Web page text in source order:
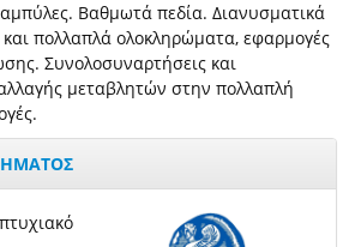
Βαθμωτά πεδία. Διανυσματικά
και πολλαπλά ολοκληρώματα, εφαρμογές
Συνολοσυναρτήσεις και
μεταβλητών στην πολλαπλή